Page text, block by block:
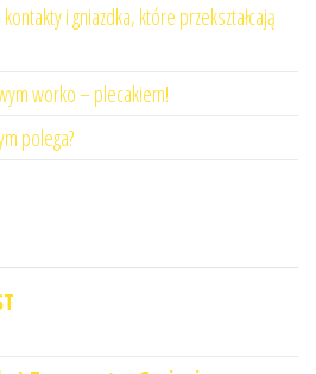
i gniazdka, które przekształcają
worko – plecakiem!
polega?